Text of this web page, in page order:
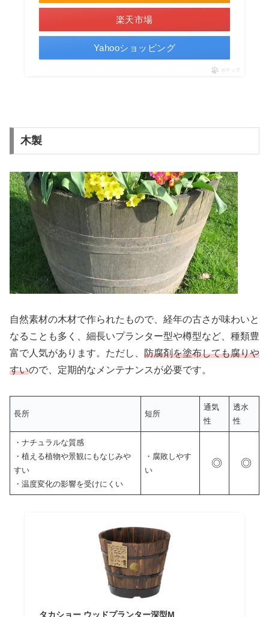
楽天市場
Yahooショッピング
ポチップ
木製
自然素材の木材で作られたもので、経年の古さが味わいと
なることも多く、細長いプランター型や樽型など、種類豊
富で人気があります。ただし、 防腐剤を塗布しても腐りや
すいので、定期的なメンテナンスが必要です。
長所 短所
通気
性
透水
性
・ナチュラルな質感
・植える植物や景観にもなじみや
すい
・温度変化の影響を受けにくい
・腐敗しやす
い
◎ ◎
タカショー ウッドプランター深型M